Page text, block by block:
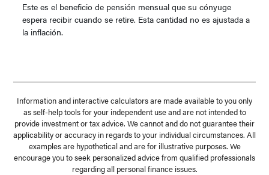
Este es el beneficio de pensión mensual que su cónyuge
espera recibir cuando se retire. Esta cantidad no es ajustada a
la inflación.
Information and interactive calculators are made available to you only
as self-help tools for your independent use and are not intended to
provide investment or tax advice. We cannot and do not guarantee their
applicability or accuracy in regards to your individual circumstances. All
examples are hypothetical and are for illustrative purposes. We
encourage you to seek personalized advice from qualified professionals
regarding all personal finance issues.